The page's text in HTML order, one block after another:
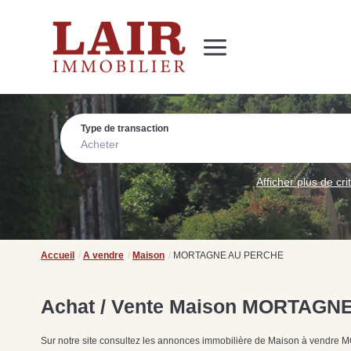
Immobilier
Nous découvrir
Nos services
Contact
Nos actualités
SUIVEZ-NOUS SUR LES RÉSEAUX SOCIAUX
Type de transaction
Acheter
Afficher plus de
Accueil A vendre Maison MORTAGNE AU PERCHE
Achat / Vente Maison
Sur notre site consultez les annonces immobilière de Maison à vendre